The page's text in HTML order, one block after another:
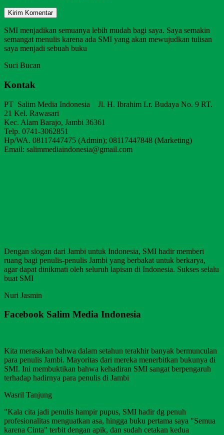
SMI menjadikan semuanya lebih mudah bagi saya. Saya semakin
semangat menulis karena ada SMI yang akan mewujudkan tulisan
saya menjadi sebuah buku
Suci Bucan
Kontak
PT Salim Media Indonesia Jl. H. Ibrahim Lr. Budaya No. 9 RT.
21 Kel. Rawasari
Kec. Alam Barajo, Jambi 36361
Telp. 0741-3062851
Hp/WA. 08117447475 (Admin); 08117447848 (Marketing)
Email: salimmediaindonesia@gmail.com
Dengan slogan dari Jambi untuk Indonesia, SMI hadir memberi
ruang bagi penulis-penulis Jambi yang berbakat untuk berkarya,
agar dapat dinikmati oleh seluruh lapisan di Indonesia. Sukses selalu
buat SMI
Nuri Jasmin
Facebook Salim Media Indonesia
Kita merasakan bahwa dalam setahun terakhir banyak bermunculan
para penulis Jambi. Mayoritas dari mereka menerbitkan bukunya di
SMI. Ini membuktikan bahwa kehadiran SMI sangat berpengaruh
terhadap hadirnya para penulis di Jambi
Wasril Tanjung
"Kala cita jadi penulis hampir pupus, SMI hadir dg penuh
profesionalitas menguatkan asa, hingga buku pertama saya "Semua
karena Cinta" terbit dengan apik, dan sudah cetakan kedua